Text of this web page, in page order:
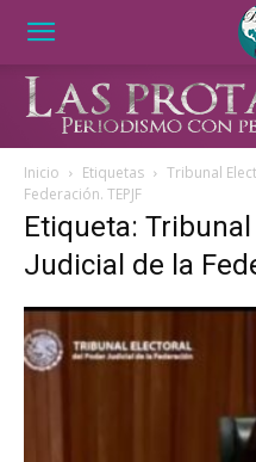
Inicio Etiquetas
Tribunal
Federación. TEPJF
Etiqueta:
Judicial de la